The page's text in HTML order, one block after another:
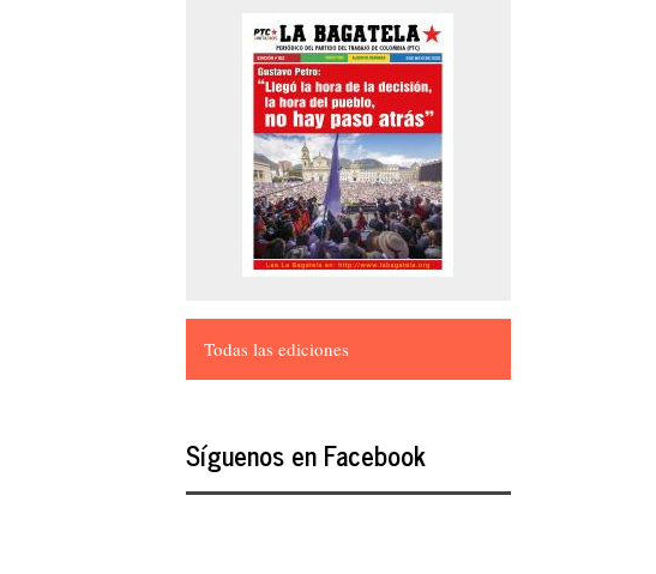
Todas las ediciones
Síguenos en Facebook